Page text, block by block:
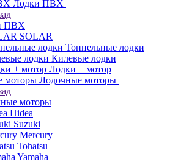
Лодки ПВХ
ПВХ
SOLAR
Тоннельные лодки
Килевые лодки
Лодки + мотор
Лодочные моторы
моторы
Hidea
Suzuki
Mercury
Tohatsu
Yamaha